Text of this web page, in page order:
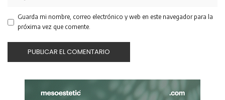
Guarda mi nombre, correo electrónico y web en este navegador para la
próxima vez que comente.